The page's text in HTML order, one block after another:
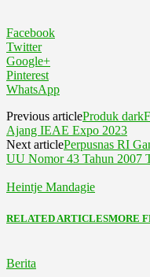
Facebook
Twitter
Google+
Pinterest
WhatsApp
Previous articleProduk
Ajang IEAE Expo 2023
Next articlePerpusnas RI
UU Nomor 43 Tahun 2007
Heintje Mandagie
RELATED ARTICLESMORE
Berita